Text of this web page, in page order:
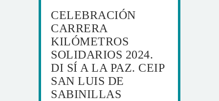
CELEBRACIÓN
CARRERA
KILÓMETROS
SOLIDARIOS 2024.
DI SÍ A LA PAZ. CEIP
SAN LUIS DE
SABINILLAS